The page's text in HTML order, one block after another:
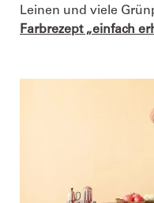
Leinen und viele
Farbrezept „einfach